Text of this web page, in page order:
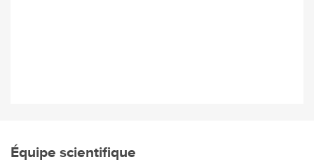
Équipe scientifique